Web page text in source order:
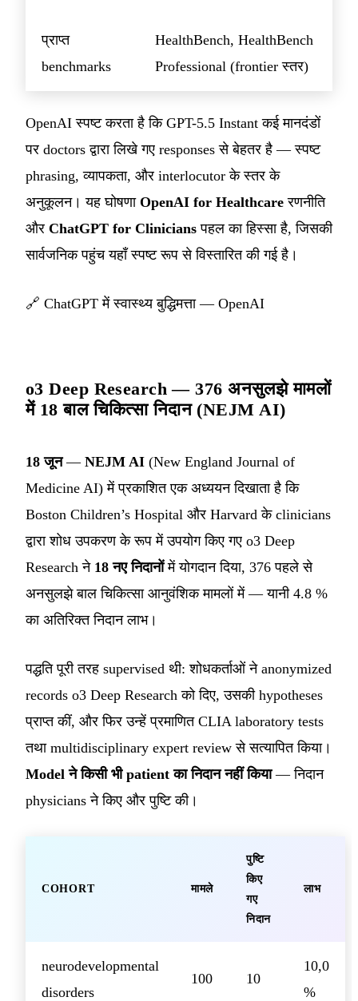
प्राप्त
benchmarks
HealthBench, HealthBench
Professional (frontier स्तर)
OpenAI स्पष्ट करता है कि GPT-5.5 Instant कई मानदंडों
पर doctors द्वारा लिखे गए responses से बेहतर है — स्पष्ट
phrasing, व्यापकता, और interlocutor के स्तर के
अनुकूलन। यह घोषणा OpenAI for Healthcare रणनीति
और ChatGPT for Clinicians पहल का हिस्सा है, जिसकी
सार्वजनिक पहुंच यहाँ स्पष्ट रूप से विस्तारित की गई है।
🔗 ChatGPT में स्वास्थ्य बुद्धिमत्ता — OpenAI
o3 Deep Research — 376 अनसुलझे मामलों
में 18 बाल चिकित्सा निदान (NEJM AI)
18 जून— NEJM AI (New England Journal of
Medicine AI) में प्रकाशित एक अध्ययन दिखाता है कि
Boston Children’s Hospital और Harvard के clinicians
द्वारा शोध उपकरण के रूप में उपयोग किए गए o3 Deep
Research ने 18 नए निदानोंमें योगदान दिया, 376 पहले से
अनसुलझे बाल चिकित्सा आनुवंशिक मामलों में — यानी 4.8 %
का अतिरिक्त निदान लाभ।
पद्धति पूरी तरह supervised थी: शोधकर्ताओं ने anonymized
records o3 Deep Research को दिए, उसकी hypotheses
प्राप्त कीं, और फिर उन्हें प्रमाणित CLIA laboratory tests
तथा multidisciplinary expert review से सत्यापित किया।
Model ने किसी भी patient का निदान नहीं किया— निदान
physicians ने किए और पुष्टि की।
COHORT मामले
पुष्टि
किए
गए
निदान
लाभ
neurodevelopmental
disorders
100 10
10,0
%